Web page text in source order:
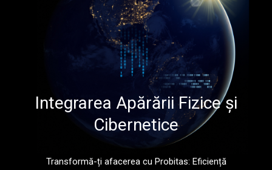
Integrarea Apărării Fizice și
Cibernetice
Transformă-ți afacerea cu Probitas: Eficiență